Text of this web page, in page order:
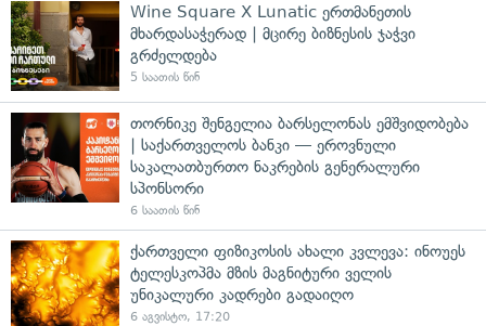
Wine Square X Lunatic ერთმანეთის
მხარდასაჭერად | მცირე ბიზნესის ჯაჭვი
გრძელდება
5 საათის წინ
თორნიკე შენგელია ბარსელონას ემშვიდობება
| საქართველოს ბანკი — ეროვნული
საკალათბურთო ნაკრების გენერალური
სპონსორი
6 საათის წინ
ქართველი ფიზიკოსის ახალი კვლევა: ინოუეს
ტელესკოპმა მზის მაგნიტური ველის
უნიკალური კადრები გადაიღო
6 აგვისტო, 17:20